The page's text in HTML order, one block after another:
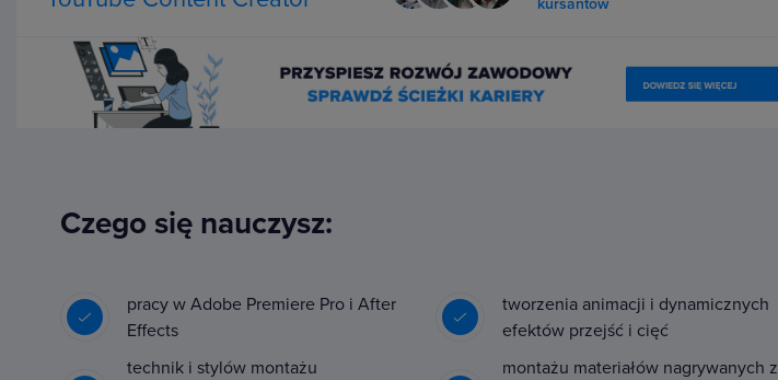
Czego się nauczysz:
pracy w Adobe Premiere Pro i After
Effects
technik i stylów montażu
tworzenia animacji i dynamicznych
efektów przejść i cięć
montażu materiałów nagrywanych z